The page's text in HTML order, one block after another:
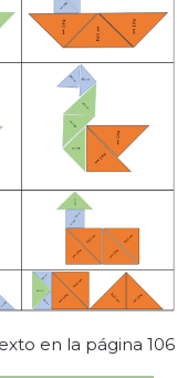
en la página 106